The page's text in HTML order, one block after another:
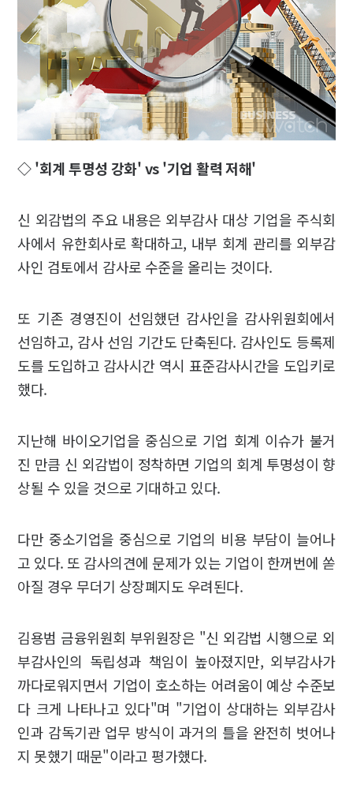
◇ '회계 투명성 강화' vs '기업 활력 저해'
신 외감법의 주요 내용은 외부감사 대상 기업을 주식회
사에서 유한회사로 확대하고, 내부 회계 관리를 외부감
사인 검토에서 감사로 수준을 올리는 것이다.
또 기존 경영진이 선임했던 감사인을 감사위원회에서
선임하고, 감사 선임 기간도 단축된다. 감사인도 등록제
도를 도입하고 감사시간 역시 표준감사시간을 도입키로
했다.
지난해 바이오기업을 중심으로 기업 회계 이슈가 불거
진 만큼 신 외감법이 정착하면 기업의 회계 투명성이 향
상될 수 있을 것으로 기대하고 있다.
다만 중소기업을 중심으로 기업의 비용 부담이 늘어나
고 있다. 또 감사의견에 문제가 있는 기업이 한꺼번에 쏟
아질 경우 무더기 상장폐지도 우려된다.
김용범 금융위원회 부위원장은 "신 외감법 시행으로 외
부감사인의 독립성과 책임이 높아졌지만, 외부감사가
까다로워지면서 기업이 호소하는 어려움이 예상 수준보
다 크게 나타나고 있다"며 "기업이 상대하는 외부감사
인과 감독기관 업무 방식이 과거의 틀을 완전히 벗어나
지 못했기 때문"이라고 평가했다.